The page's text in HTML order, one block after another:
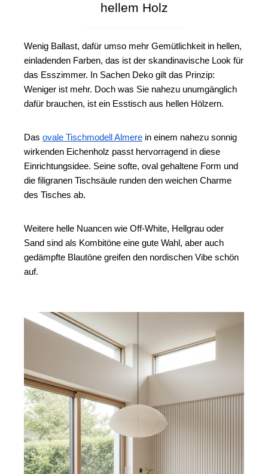
hellem Holz
Wenig Ballast, dafür umso mehr Gemütlichkeit in hellen,
einladenden Farben, das ist der skandinavische Look für
das Esszimmer. In Sachen Deko gilt das Prinzip:
Weniger ist mehr. Doch was Sie nahezu unumgänglich
dafür brauchen, ist ein Esstisch aus hellen Hölzern.
Das ovale Tischmodell Almere in einem nahezu sonnig
wirkenden Eichenholz passt hervorragend in diese
Einrichtungsidee. Seine softe, oval gehaltene Form und
die filigranen Tischsäule runden den weichen Charme
des Tisches ab.
Weitere helle Nuancen wie Off-White, Hellgrau oder
Sand sind als Kombitöne eine gute Wahl, aber auch
gedämpfte Blautöne greifen den nordischen Vibe schön
auf.